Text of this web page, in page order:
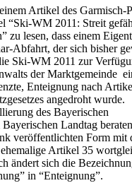
Artikel des Garmisch-
“Ski-WM 2011: Streit
zu lesen, dass einem
Abfahrt, der sich bisher
Ski-WM 2011 zur
der Marktgemeinde
Enteignung nach
angedroht wurde.
des Bayerischen
Bayerischen Landtag
veröffentlichten Form mit
Artikel 35
ändert sich die
in “Enteignung”.